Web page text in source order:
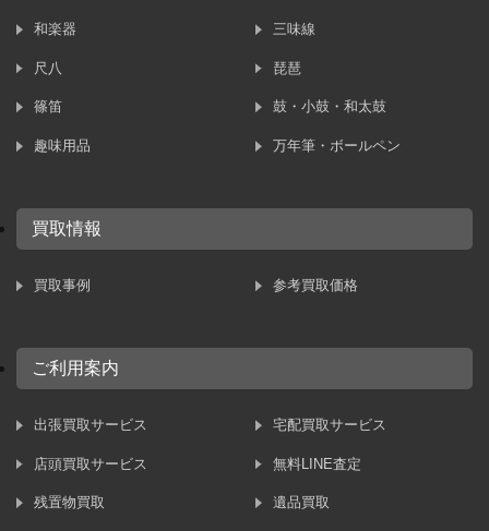
和楽器 三味線
尺八 琵琶
篠笛 鼓・小鼓・和太鼓
趣味用品 万年筆・ボールペン
買取情報
買取事例 参考買取価格
ご利用案内
出張買取サービス 宅配買取サービス
店頭買取サービス 無料LINE査定
残置物買取 遺品買取